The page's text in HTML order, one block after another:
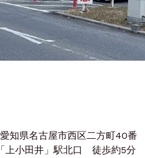
県名古屋市西区二方町40番
上小田井」駅北口 徒歩約5分